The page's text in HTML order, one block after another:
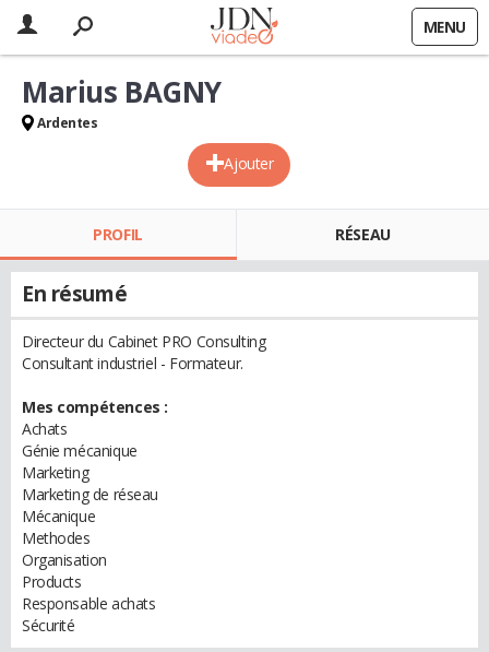
MENU
Ajouter
Marius BAGNY
Ardentes
PROFIL RÉSEAU
En résumé
Directeur du Cabinet PRO Consulting
Consultant industriel - Formateur.
Mes compétences :
Achats
Génie mécanique
Marketing
Marketing de réseau
Mécanique
Methodes
Organisation
Products
Responsable achats
Sécurité